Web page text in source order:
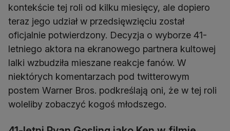
kontekście tej roli od kilku miesięcy, ale dopiero
teraz jego udział w przedsięwzięciu został
oficjalnie potwierdzony. Decyzja o wyborze 41-
letniego aktora na ekranowego partnera kultowej
lalki wzbudziła mieszane reakcje fanów. W
niektórych komentarzach pod twitterowym
postem Warner Bros. podkreślają oni, że w tej roli
woleliby zobaczyć kogoś młodszego.